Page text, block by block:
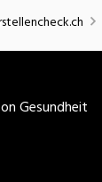
Gesundheit